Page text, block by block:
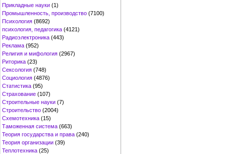
Прикладные науки (1)
Промышленность, производство (7100)
Психология (8692)
психология, педагогика (4121)
Радиоэлектроника (443)
Реклама (952)
Религия и мифология (2967)
Риторика (23)
Сексология (748)
Социология (4876)
Статистика (95)
Страхование (107)
Строительные науки (7)
Строительство (2004)
Схемотехника (15)
Таможенная система (663)
Теория государства и права (240)
Теория организации (39)
Теплотехника (25)